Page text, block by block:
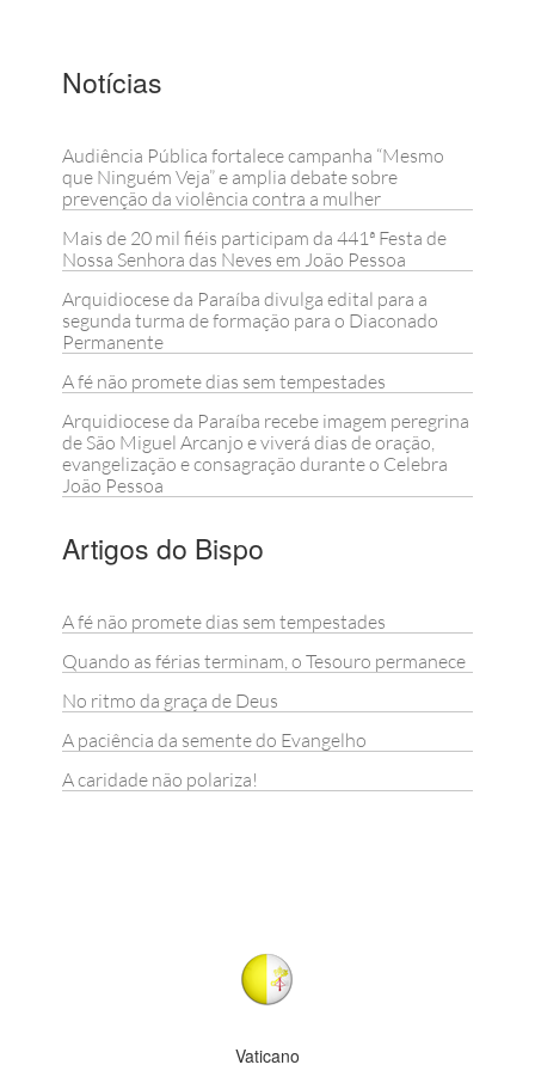
Notícias
Audiência Pública fortalece campanha “Mesmo
que Ninguém Veja” e amplia debate sobre
prevenção da violência contra a mulher
Mais de 20 mil fiéis participam da 441ª Festa de
Nossa Senhora das Neves em João Pessoa
Arquidiocese da Paraíba divulga edital para a
segunda turma de formação para o Diaconado
Permanente
A fé não promete dias sem tempestades
Arquidiocese da Paraíba recebe imagem peregrina
de São Miguel Arcanjo e viverá dias de oração,
evangelização e consagração durante o Celebra
João Pessoa
Artigos do Bispo
A fé não promete dias sem tempestades
Quando as férias terminam, o Tesouro permanece
No ritmo da graça de Deus
A paciência da semente do Evangelho
A caridade não polariza!
Vaticano